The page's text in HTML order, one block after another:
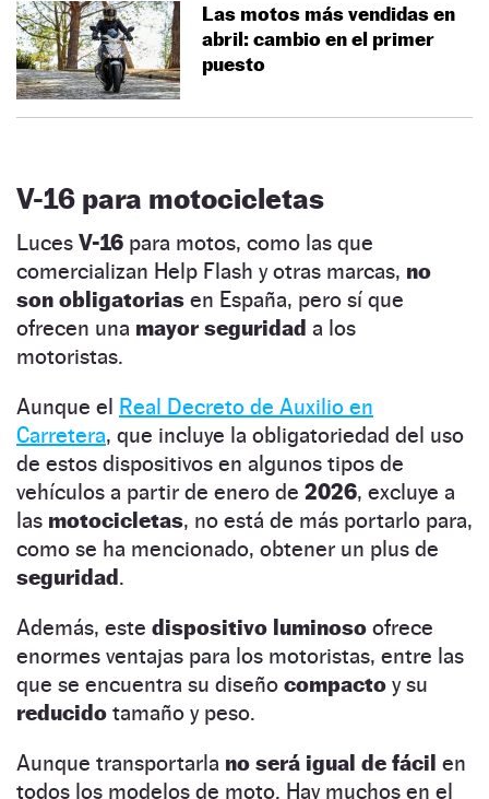
Las motos más vendidas en
abril: cambio en el primer
puesto
V-16 para motocicletas
Luces V-16 para motos, como las que
comercializan Help Flash y otras marcas, no
son obligatorias en España, pero sí que
ofrecen una mayor seguridad a los
motoristas.
Aunque el Real Decreto de Auxilio en
Carretera, que incluye la obligatoriedad del uso
de estos dispositivos en algunos tipos de
vehículos a partir de enero de 2026, excluye a
las motocicletas, no está de más portarlo para,
como se ha mencionado, obtener un plus de
seguridad.
Además, este dispositivo luminoso ofrece
enormes ventajas para los motoristas, entre las
que se encuentra su diseño compacto y su
reducido tamaño y peso.
Aunque transportarla no será igual de fácil en
todos los modelos de moto. Hay muchos en el